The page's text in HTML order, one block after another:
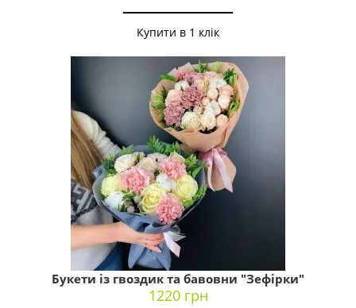
Купити в 1 клік
Букети із гвоздик та бавовни "Зефірки"
1220 грн